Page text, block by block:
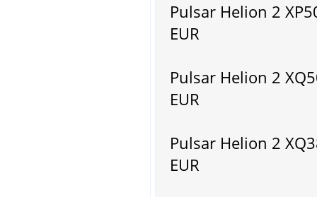
Pulsar Helion 2
EUR
Pulsar Helion 2
EUR
Pulsar Helion 2
EUR